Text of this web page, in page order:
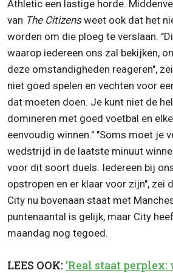
Athletic een lastige horde.
van The Citizensweet ook dat het
worden om die ploeg te verslaan.
waarop iedereen ons zal bekijken,
deze omstandigheden reageren",
niet goed spelen en vechten voor
dat moeten doen. Je kunt niet de
domineren met goed voetbal en
eenvoudig winnen." "Soms moet je
wedstrijd in de laatste minuut
voor dit soort duels. Iedereen bij
opstropen en er klaar voor zijn", zei
City nu bovenaan staat met
puntenaantal is gelijk, maar City
maandag nog tegoed.
LEES OOK: 'Real staat